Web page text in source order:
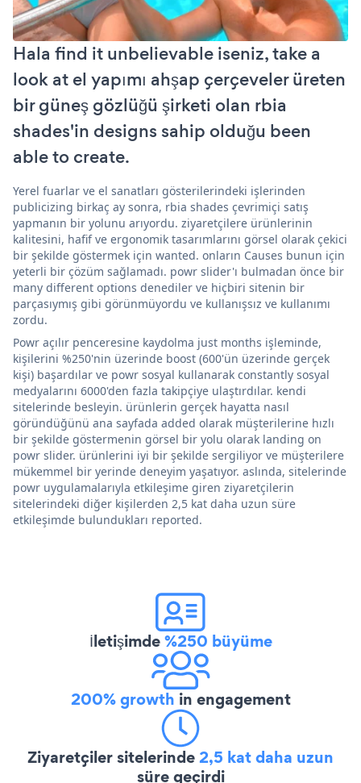
Hala find it unbelievable iseniz, take a
look at el yapımı ahşap çerçeveler üreten
bir güneş gözlüğü şirketi olan rbia
shades'in designs sahip olduğu been
able to create.
Yerel fuarlar ve el sanatları gösterilerindeki işlerinden
publicizing birkaç ay sonra, rbia shades çevrimiçi satış
yapmanın bir yolunu arıyordu. ziyaretçilere ürünlerinin
kalitesini, hafif ve ergonomik tasarımlarını görsel olarak çekici
bir şekilde göstermek için wanted. onların Causes bunun için
yeterli bir çözüm sağlamadı. powr slider'ı bulmadan önce bir
many different options denediler ve hiçbiri sitenin bir
parçasıymış gibi görünmüyordu ve kullanışsız ve kullanımı
zordu.
Powr açılır penceresine kaydolma just months işleminde,
kişilerini %250'nin üzerinde boost (600'ün üzerinde gerçek
kişi) başardılar ve powr sosyal kullanarak constantly sosyal
medyalarını 6000'den fazla takipçiye ulaştırdılar. kendi
sitelerinde besleyin. ürünlerin gerçek hayatta nasıl
göründüğünü ana sayfada added olarak müşterilerine hızlı
bir şekilde göstermenin görsel bir yolu olarak landing on
powr slider. ürünlerini iyi bir şekilde sergiliyor ve müşterilere
mükemmel bir yerinde deneyim yaşatıyor. aslında, sitelerinde
powr uygulamalarıyla etkileşime giren ziyaretçilerin
sitelerindeki diğer kişilerden 2,5 kat daha uzun süre
etkileşimde bulundukları reported.
İletişimde%250 büyüme
200% growth in engagement
Ziyaretçiler sitelerinde2,5 kat daha uzun
süre geçirdi